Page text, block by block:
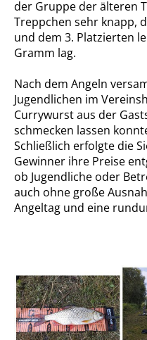
der Gruppe der älteren
Treppchen sehr knapp,
und dem 3. Platzierten
Gramm lag.
Nach dem Angeln
Jugendlichen im
Currywurst aus der
schmecken lassen
Schließlich erfolgte die
Gewinner ihre Preise
ob Jugendliche oder
auch ohne große
Angeltag und eine